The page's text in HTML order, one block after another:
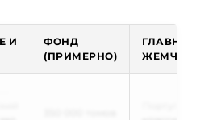
И
ФОНД
(ПРИМЕРНО)
ГЛАВНАЯ